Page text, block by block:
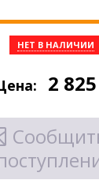
НЕТ В НАЛИЧИИ
2 825